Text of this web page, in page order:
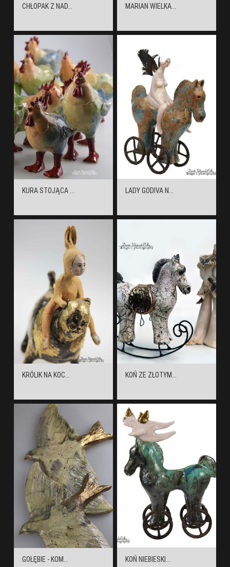
CHŁOPAK Z NAD... MARIAN WIELKA...
KURA STOJĄCA ... LADY GODIVA N...
KRÓLIK NA KOC... KOŃ ZE ZŁOTYM...
GOŁĘBIE - KOM... KOŃ NIEBIESKI...